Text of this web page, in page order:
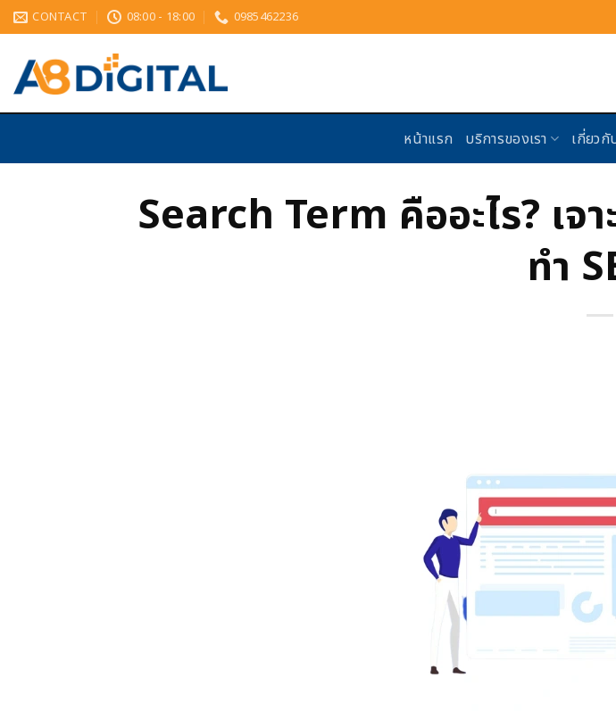
CONTACT 08:00 - 18:00 0985462236
หน้าแรก บริการของเรา เกี่ยวกั
Search Term คืออะไร? เ
ทำ